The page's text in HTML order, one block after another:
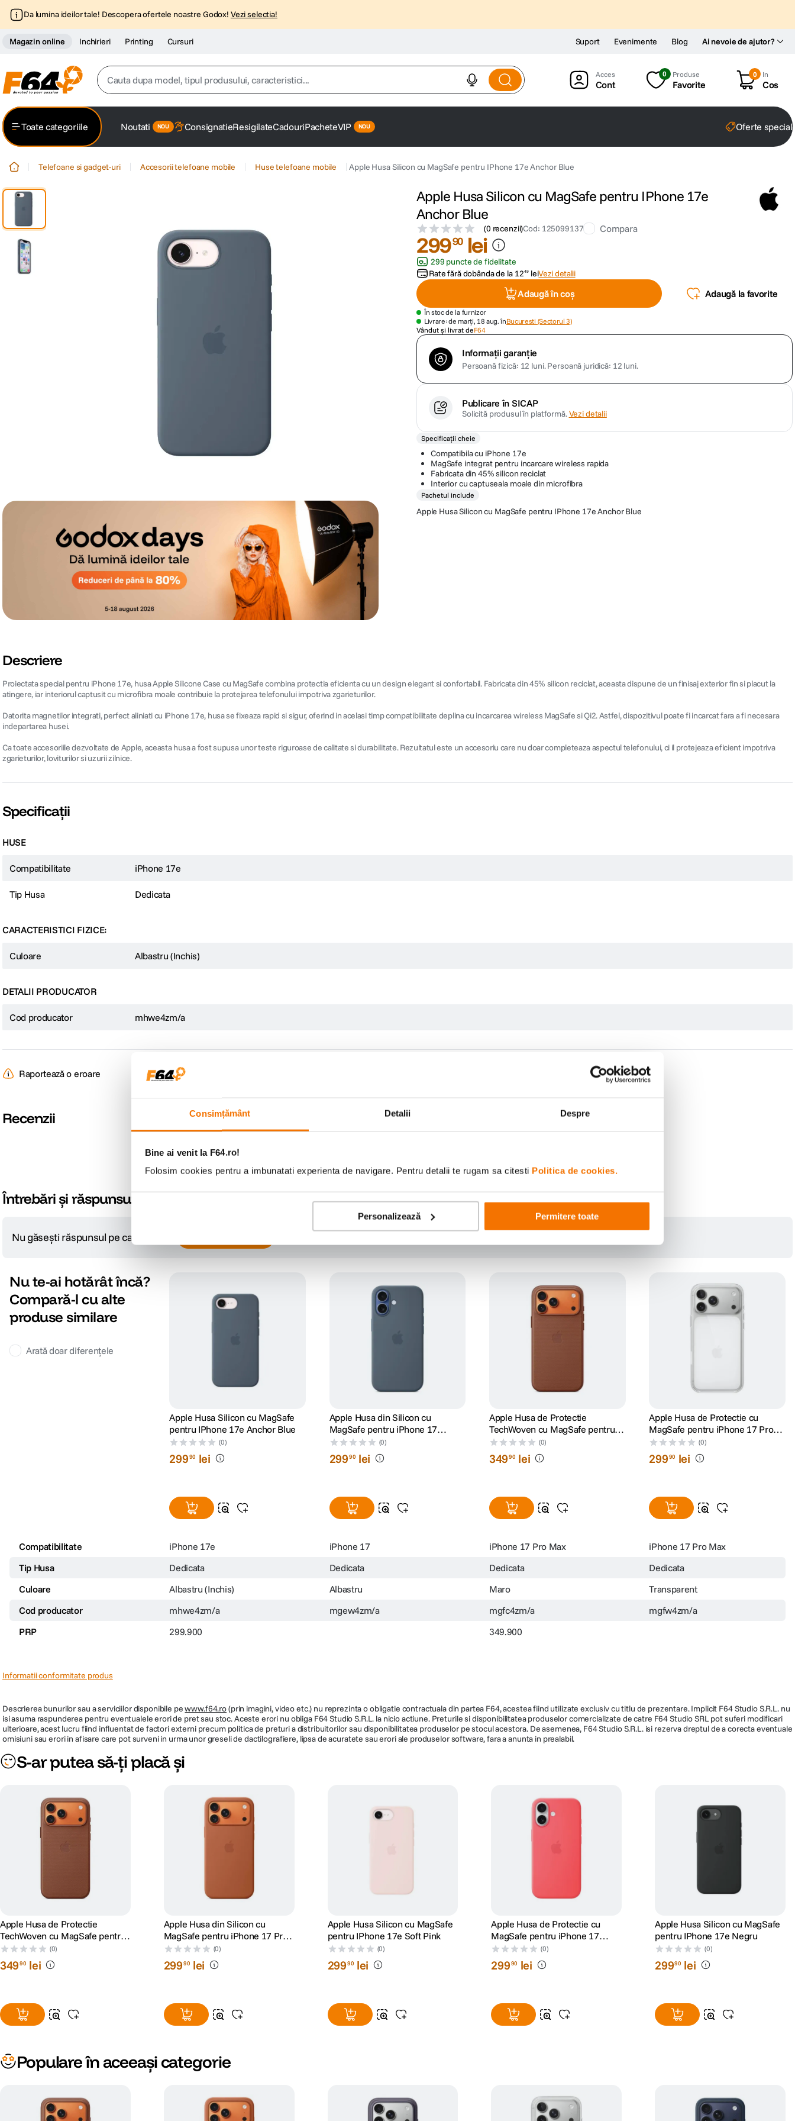
Consimțământ Detalii Despre
Bine ai venit la F64.ro!
Folosim cookies pentru a imbunatati experienta de navigare. Pentru detalii te rugam sa citesti Politica de cookies.
Personalizează Permitere toate
Da lumina ideilor tale! Descopera ofertele noastre Godox! Vezi selectia!
Magazin online Inchirieri Printing Cursuri Ai nevoie de ajutor?
Suport Evenimente Blog
Cauta dupa model, tipul produsului, caracteristici...
trepied
peak design
canon sx740 hs
Cont
0 Produse
Favorite
0 In
Cos
Toate categoriile Noutati ConsignatieResigilateCadouriPacheteVIP Oferte
Telefoane si gadget-uri Accesorii telefoane mobile Huse telefoane mobile Apple Husa Silicon cu MagSafe pentru IPhone 17e Anchor Blue
Apple Husa Silicon cu MagSafe pentru IPhone 17e
Anchor Blue
(0 recenzii)Cod: 125099137 Compara
29990 lei
299 puncte de fidelitate
Rate fără dobânda de la 1249 leiVezi detalii
Adaugă în coș Adaugă la favorite
În stoc de la furnizor
Livrare: de marți, 18 aug. înBucuresti (Sectorul 3)
Vândut și livrat deF64
Informații garanție
Persoană fizică: 12 luni.Persoană juridică: 12 luni.
Publicare în SICAP
Solicită produsul în platformă.Vezi detalii
Specificații cheie
Compatibila cu iPhone 17e
MagSafe integrat pentru incarcare wireless rapida
Fabricata din 45% silicon reciclat
Interior cu captuseala moale din microfibra
Pachetul include
Apple Husa Silicon cu MagSafe pentru IPhone 17e Anchor Blue
Descriere
Proiectata special pentru iPhone 17e, husa Apple Silicone Case cu MagSafe combina protectia eficienta cu un design elegant si confortabil. Fabricata din 45% silicon reciclat, aceasta dispune de un finisaj exterior fin si placut la
atingere, iar interiorul captusit cu microfibra moale contribuie la protejarea telefonului impotriva zgarieturilor.
Datorita magnetilor integrati, perfect aliniati cu iPhone 17e, husa se fixeaza rapid si sigur, oferind in acelasi timp compatibilitate deplina cu incarcarea wireless MagSafe si Qi2. Astfel, dispozitivul poate fi incarcat fara a fi necesara
indepartarea husei.
Ca toate accesoriile dezvoltate de Apple, aceasta husa a fost supusa unor teste riguroase de calitate si durabilitate. Rezultatul este un accesoriu care nu doar completeaza aspectul telefonului, ci il protejeaza eficient impotriva
zgarieturilor, loviturilor si uzurii zilnice.
Specificații
HUSE
Compatibilitate iPhone 17e
Tip Husa Dedicata
CARACTERISTICI FIZICE:
Culoare Albastru (Inchis)
DETALII PRODUCATOR
Cod producator mhwe4zm/a
Raportează o eroare
Recenzii
Întrebări și răspunsuri
Nu găsești răspunsul pe care îl cauți?
Nu te-ai hotărât încă?
Compară-l cu alte
produse similare
Arată doar diferențele
Apple Husa Silicon cu MagSafe
pentru IPhone 17e Anchor Blue
(0)
29990 lei
Apple Husa din Silicon cu
MagSafe pentru iPhone 17
Anchor Blue (0)
29990 lei
Apple Husa de Protectie
TechWoven cu MagSafe pentru
iPhone 17 Pro Max Sienna
(0)
34990 lei
Apple Husa de Protectie cu
MagSafe pentru iPhone 17 Pro
Max Transparent
(0)
29990 lei
Compatibilitate iPhone 17e iPhone 17 iPhone 17 Pro Max
iPhone 17 Pro Max
Tip Husa
Dedicata Dedicata Dedicata
Dedicata
Culoare
Albastru (Inchis) Albastru Maro
Transparent
Cod producator
mhwe4zm/a mgew4zm/a mgfc4zm/a
mgfw4zm/a
PRP
299.900 349.900
Informatii conformitate produs
Descrierea bunurilor sau a serviciilor disponibile pewww.f64.ro(prin imagini, video etc.) nu reprezinta o obligatie contractuala din partea F64, acestea fiind utilizate exclusiv cu titlu de prezentare. Implicit F64 Studio S.R.L. nu
isi asuma raspunderea pentru eventualele erori de pret sau stoc. Aceste erori nu obliga F64 Studio S.R.L. la nicio actiune. Preturile si disponibilitatea produselor comercializate de catre F64 Studio SRL pot suferi modificari
ulterioare, acest lucru fiind influentat de factori externi precum politica de preturi a distribuitorilor sau disponibilitatea produselor pe stocul acestora. De asemenea, F64 Studio S.R.L. isi rezerva dreptul de a corecta eventuale
omisiuni sau erori in afisare care pot surveni in urma unor greseli de dactilografiere, lipsa de acuratete sau erori ale produselor software, fara a anunta in prealabil.
S-ar putea să-ți placă și
Apple Husa de Protectie
TechWoven cu MagSafe pentru
iPhone 17 Pro Max Sienna
(0)
34990 lei
Apple Husa din Silicon cu
MagSafe pentru iPhone 17 Pro
Max Terra Cotta
(0)
29990 lei
Apple Husa Silicon cu MagSafe
pentru IPhone 17e Soft Pink
(0)
29990 lei
Apple Husa de Protectie cu
MagSafe pentru iPhone 17
Bright Guava(0)
29990 lei
Apple Husa Silicon cu MagSafe
pentru IPhone 17e Negru
(0)
29990 lei
Populare în aceeași categorie